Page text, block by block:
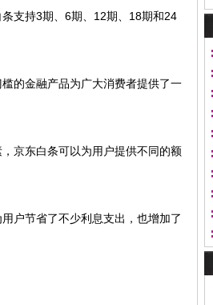
支持3期、6期、12期、18期和24
的金融产品为广大消费者提供了一
京东白条可以为用户提供不同的额
户节省了不少利息支出，也增加了